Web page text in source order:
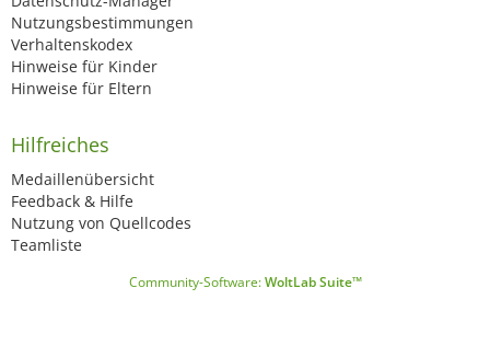
Nutzungsbestimmungen
Verhaltenskodex
Hinweise für Kinder
Hinweise für Eltern
Hilfreiches
Medaillenübersicht
Feedback & Hilfe
Nutzung von Quellcodes
Teamliste
Community-Software:WoltLab Suite™